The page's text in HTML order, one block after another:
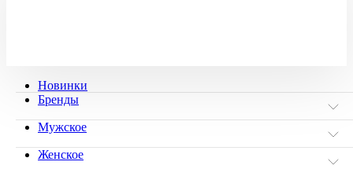
Новинки
Бренды
Мужское
Женское